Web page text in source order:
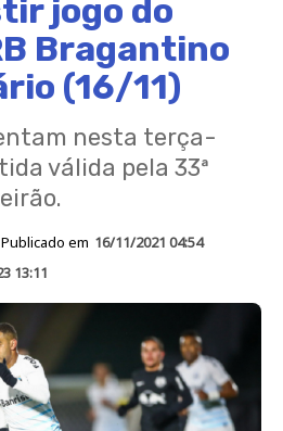
jogo do
Bragantino
(16/11)
nesta terça-
válida pela 33ª
Publicado em 16/11/2021 04:54
13:11